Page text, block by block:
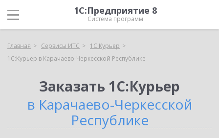
1С:Предприятие 8
Система программ
Главная Сервисы ИТС
1С:Курьер
1С:Курьер в Карачаево-Черкесской Республике
Заказать 1С:Курьер
в Карачаево-Черкесской
Республике